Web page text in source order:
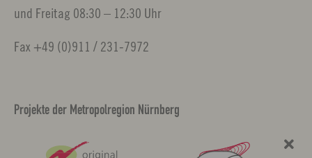
und Freitag 08:30 – 12:30 Uhr
Fax +49 (0)911 / 231-7972
Projekte der Metropolregion Nürnberg